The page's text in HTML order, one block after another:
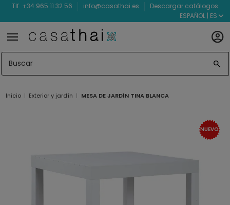
Tlf. +34 965 11 32 56 info@casathai.es
Descargar catálogos
ESPAÑOL | ES
Inicio Exterior y jardín MESA DE JARDÍN TINA BLANCA
NUEVO